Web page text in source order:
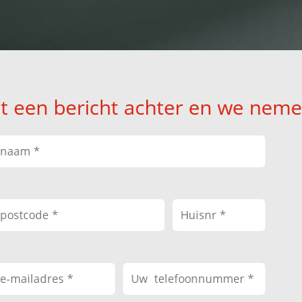
een bericht achter en we